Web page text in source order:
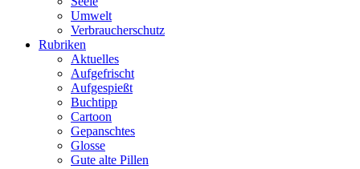
Umwelt
Verbraucherschutz
Rubriken
Aktuelles
Aufgefrischt
Aufgespießt
Buchtipp
Cartoon
Gepanschtes
Glosse
Gute alte Pillen